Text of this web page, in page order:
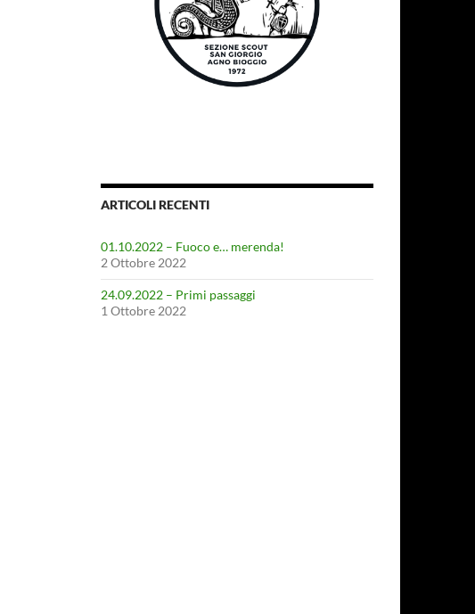
ARTICOLI RECENTI
01.10.2022 – Fuoco e… merenda!
2 Ottobre 2022
24.09.2022 – Primi passaggi
1 Ottobre 2022